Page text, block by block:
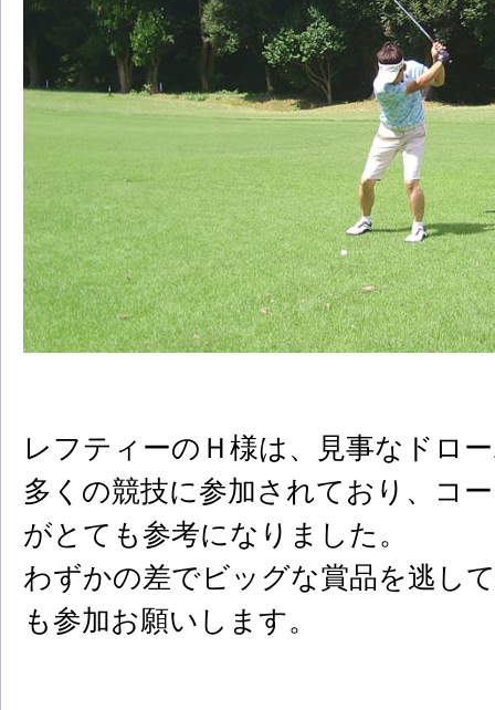
レフティーのＨ様は、見事なドロ
多くの競技に参加されており、コ
がとても参考になりました。
わずかの差でビッグな賞品を逃し
も参加お願いします。